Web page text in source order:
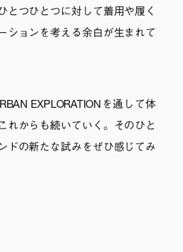
とつひとつに対して着用や履く
ションを考える余白が生まれて
EXPLORATIONを通して体
れからも続いていく。そのひと
ドの新たな試みをぜひ感じてみ